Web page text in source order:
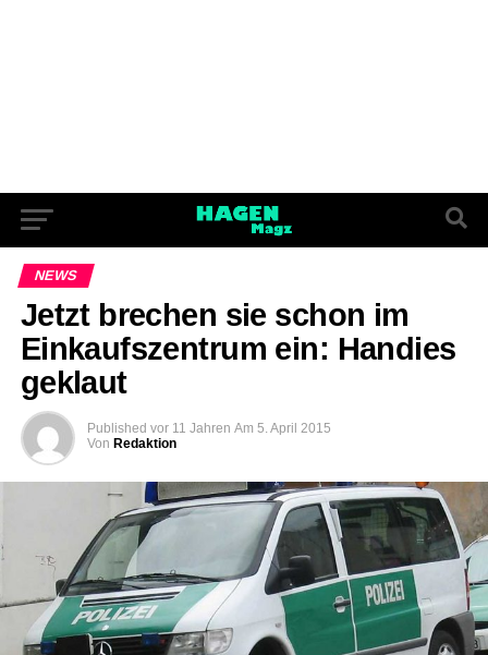
NEWS
Jetzt brechen sie schon im
Einkaufszentrum ein: Handies
geklaut
Published vor 11 Jahren Am 5. April 2015
Von Redaktion